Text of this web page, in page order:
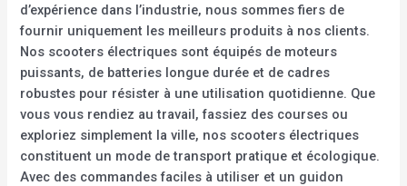
d’expérience dans l’industrie, nous sommes fiers de
fournir uniquement les meilleurs produits à nos clients.
Nos scooters électriques sont équipés de moteurs
puissants, de batteries longue durée et de cadres
robustes pour résister à une utilisation quotidienne. Que
vous vous rendiez au travail, fassiez des courses ou
exploriez simplement la ville, nos scooters électriques
constituent un mode de transport pratique et écologique.
Avec des commandes faciles à utiliser et un guidon